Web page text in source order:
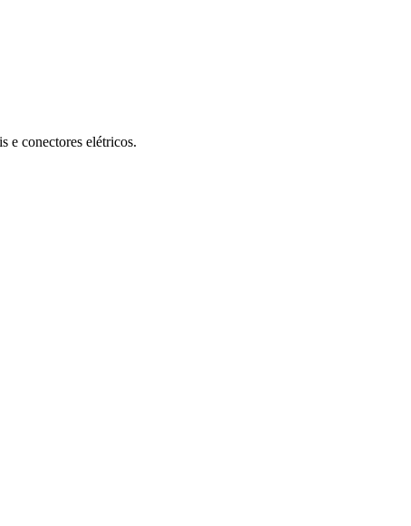
e conectores elétricos.